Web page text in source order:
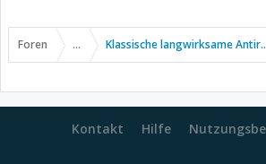
Foren ... Klassische langwirksame
Kontakt Hilfe